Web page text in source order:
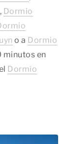
, Dormio
o a Dormio
minutos en
Dormio